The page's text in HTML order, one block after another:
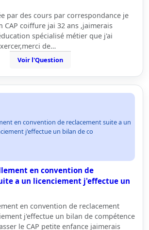
par des cours par correspondance je
CAP coiffure jai 32 ans ,jaimerais
spécialisé métier que j'ai
de…
Voir l'Question
en convention de reclacement suite a un
j'effectue un bilan de co
en convention de
a un licenciement j'effectue un
en convention de reclacement
j'effectue un bilan de compétence
le CAP petite enfance jaimerais